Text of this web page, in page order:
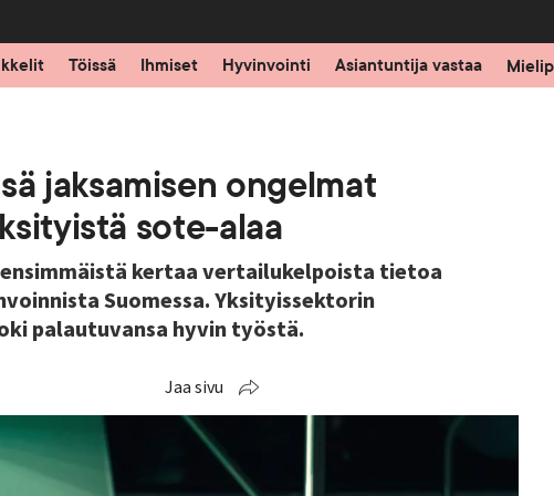
Töissä Ihmiset Hyvinvointi Asiantuntija vastaa
jaksamisen ongelmat
sote-alaa
kertaa vertailukelpoista tietoa
Suomessa. Yksityissektorin
palautuvansa hyvin työstä.
Jaa sivu